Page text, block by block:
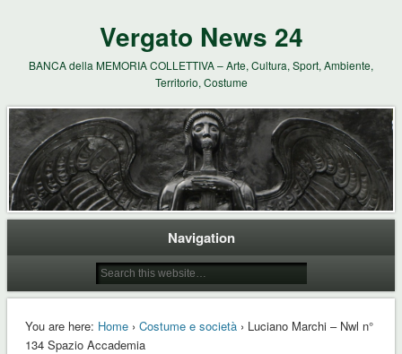
Vergato News 24
BANCA della MEMORIA COLLETTIVA – Arte, Cultura, Sport, Ambiente,
Territorio, Costume
Navigation
You are here: Home› Costume e società› Luciano Marchi – Nwl n°
134 Spazio Accademia